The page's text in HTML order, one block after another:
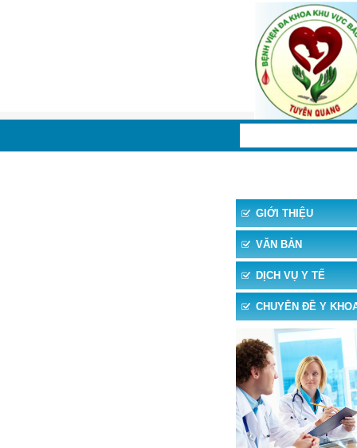
GIỚI THIỆU
VĂN BẢN
DỊCH VỤ Y TẾ
CHUYÊN ĐỀ Y